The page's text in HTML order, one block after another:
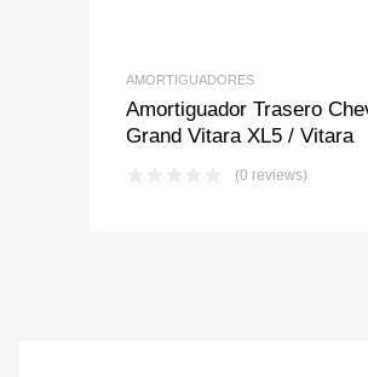
AMORTIGUADORES
Amortiguador Trasero
Grand Vitara XL5 / Vitara
(0 reviews)